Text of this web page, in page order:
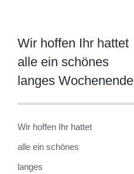
Wir hoffen Ihr hattet
alle ein schönes
langes Wochenende
Wir hoffen Ihr hattet
alle ein schönes
langes